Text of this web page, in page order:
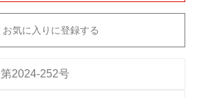
第2024-252号
お気に入りに登録する